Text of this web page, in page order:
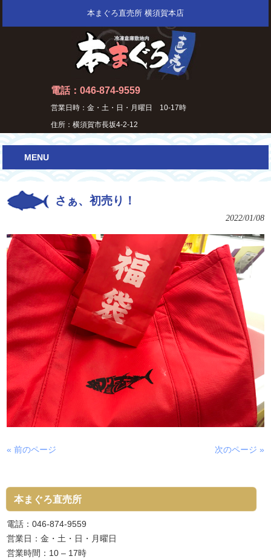
本まぐろ直売所 横須賀本店
電話：046-874-9559
営業日時：金・土・日・月曜日 10-17時
住所：横須賀市長坂4-2-12
MENU
さぁ、初売り！
2022/01/08
« 前のページ 次のページ »
本まぐろ直売所
電話：046-874-9559
営業日：金・土・日・月曜日
営業時間：10 – 17時